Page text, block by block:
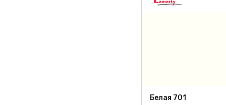
Белая 701